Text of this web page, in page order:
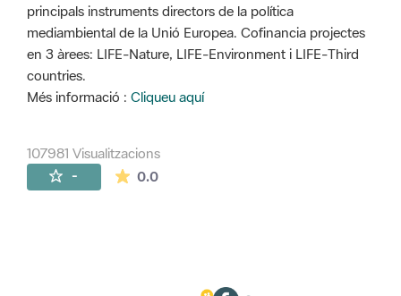
principals instruments directors de la política
mediambiental de la Unió Europea. Cofinancia projectes
en 3 àrees: LIFE-Nature, LIFE-Environment i LIFE-Third
countries.
Més informació : Cliqueu aquí
107981 Visualitzacions
- 0.0La mitjana de les valoracions és de 0